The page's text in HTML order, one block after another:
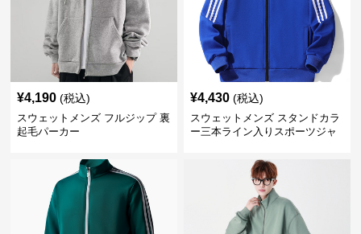
¥4,190 (税込)
スウェットメンズ フルジップ 裏
起毛パーカー
¥4,430 (税込)
スウェットメンズ スタンドカラ
ー三本ライン入りスポーツジャ